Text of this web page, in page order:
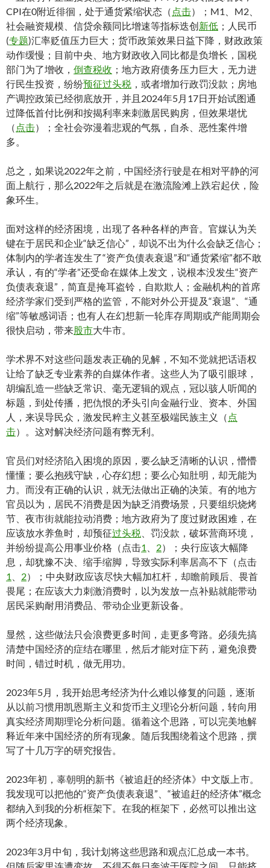
CPI在0附近徘徊，处于通货紧缩状态（ 点击）；M1、M2、
社会融资规模、信贷余额同比增速等指标迭创新低 ；人民币
(专题)汇率贬值压力巨大；货币政策效果日益下降，财政政策
动作缓慢；目前中央、地方财政收入同比都是负增长，国税
部门为了增收， 倒查税收 ；地方政府债务压力巨大，无力进
行民生投资，纷纷预征过头税 ，或者增加行政罚没款；房地
产调控政策已经彻底放开，并且2024年5月17日开始试图通
过降低首付比例和按揭利率来刺激居民购房，但效果堪忧
（ 点击）；全社会弥漫着悲观的气氛，自杀、恶性案件增
多。
总之，如果说2022年之前，中国经济行驶是在相对平静的河
面上航行，那么2022年之后就是在激流险滩上跌宕起伏，险
象环生。
面对这样的经济困境，出现了各种各样的声音。官媒认为关
键在于居民和企业“缺乏信心”，却说不出为什么会缺乏信心；
体制内的学者连发生了“资产负债表衰退”和“通货紧缩”都不敢
承认，有的“学者”还受命在媒体上发文，说根本没发生“资产
负债表衰退”，简直是掩耳盗铃，自欺欺人；金融机构的首席
经济学家们受到严格的监管，不能对外公开提及“衰退”、“通
缩”等敏感词语；也有人在幻想新一轮库存周期或产能周期会
很快启动，带来股市大牛市。
学术界不对这些问题发表正确的见解，不知不觉就把话语权
让给了缺乏专业素养的自媒体作者。这些人为了吸引眼球，
胡编乱造一些缺乏常识、毫无逻辑的观点，冠以骇人听闻的
标题，到处传播，把仇恨的矛头引向金融行业、资本、外国
人，来误导民众，激发民粹主义甚至极端民族主义（ 点
击）。这对解决经济问题有弊无利。
官员们对经济陷入困境的原因，要么缺乏清晰的认识，懵懵
懂懂；要么抱残守缺，心存幻想；要么心知肚明，却无能为
力。而没有正确的认识，就无法做出正确的决策。有的地方
官员以为，居民不消费是因为缺乏消费场景，只要组织烧烤
节、夜市街就能拉动消费；地方政府为了度过财政困难，在
应该放水养鱼时，却预征过头税 、罚没款，破坏营商环境，
并纷纷提高公用事业价格（点击1 2）；央行应该大幅降
息，却犹豫不决、缩手缩脚，导致实际利率居高不下（点击
1
2）；中央财政应该尽快大幅加杠杆，却瞻前顾后、畏首
畏尾；在应该大力刺激消费时，以为发放一点补贴就能带动
居民采购耐用消费品、带动企业更新设备。
显然，这些做法只会浪费更多时间，走更多弯路。必须先搞
清楚中国经济的症结在哪里，然后才能对症下药，避免浪费
时间，错过时机，做无用功。
2023年5月，我开始思考经济为什么难以修复的问题，逐渐
从以前习惯用凯恩斯主义和货币主义理论分析问题，转向用
真实经济周期理论分析问题。循着这个思路，可以完美地解
释近年来中国经济的所有现象。随后我围绕着这个思路，撰
写了十几万字的研究报告。
2023年初，辜朝明的新书《被追赶的经济体》中文版上市。
我发现可以把他的“资产负债表衰退”、“被追赶的经济体”概念
都纳入到我的分析框架下。在我的框架下，必然可以推出这
两个经济现象。
2023年3月中旬，我计划将这些思路和观点汇总成一本书。